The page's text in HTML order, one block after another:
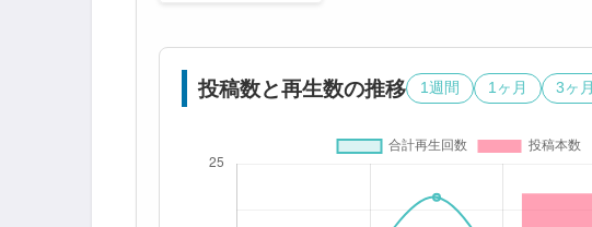
投稿数と再生数の推移 1週間 1ヶ月 3ヶ月